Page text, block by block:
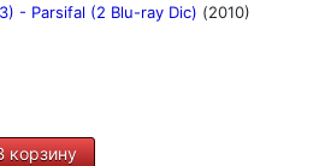
- Parsifal (2 Blu-ray Dic) (2010)
корзину